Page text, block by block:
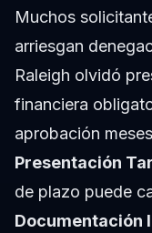
Muchos
arriesgan
Raleigh olvidó
financiera
aprobación
Presentación
de plazo puede
Documentación